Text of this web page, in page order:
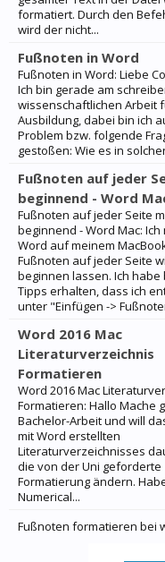
formatiert. Durch den
wird der nicht...
Fußnoten in Word
Fußnoten in Word: Liebe
Ich bin gerade am
wissenschaftlichen Arbeit
Ausbildung, dabei bin ich
Problem bzw. folgende
gestoßen: Wie es in
Fußnoten auf jeder
beginnend - Word
Fußnoten auf jeder Seite
beginnend - Word Mac: Ich
Word auf meinem
Fußnoten auf jeder Seite
beginnen lassen. Ich habe
Tipps erhalten, dass ich
unter "Einfügen ->
Word 2016 Mac
Literaturverzeichnis
Formatieren
Word 2016 Mac
Formatieren: Hallo Mache
Bachelor-Arbeit und will
mit Word erstellten
Literaturverzeichnisses
die von der Uni geforderte
Formatierung ändern.
Numerical...
Fußnoten formatieren bei